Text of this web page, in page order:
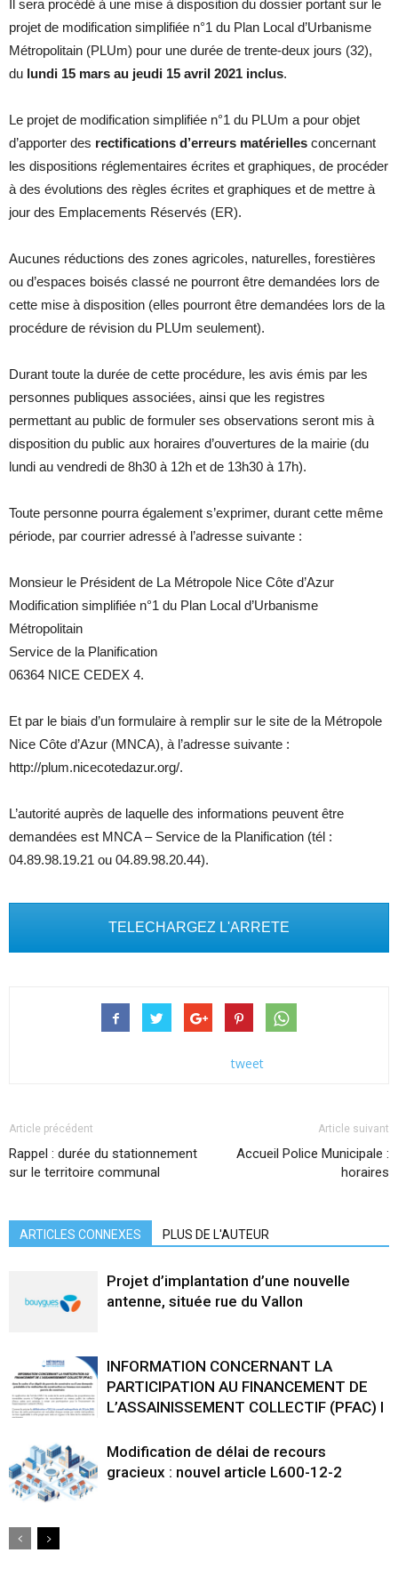
Il sera procédé à une mise à disposition du dossier portant sur le
projet de modification simplifiée n°1 du Plan Local d’Urbanisme
Métropolitain (PLUm) pour une durée de trente-deux jours (32),
du lundi 15 mars au jeudi 15 avril 2021 inclus.
Le projet de modification simplifiée n°1 du PLUm a pour objet
d’apporter des rectifications d’erreurs matérielles concernant
les dispositions réglementaires écrites et graphiques, de procéder
à des évolutions des règles écrites et graphiques et de mettre à
jour des Emplacements Réservés (ER).
Aucunes réductions des zones agricoles, naturelles, forestières
ou d’espaces boisés classé ne pourront être demandées lors de
cette mise à disposition (elles pourront être demandées lors de la
procédure de révision du PLUm seulement).
Durant toute la durée de cette procédure, les avis émis par les
personnes publiques associées, ainsi que les registres
permettant au public de formuler ses observations seront mis à
disposition du public aux horaires d’ouvertures de la mairie (du
lundi au vendredi de 8h30 à 12h et de 13h30 à 17h).
Toute personne pourra également s’exprimer, durant cette même
période, par courrier adressé à l’adresse suivante :
Monsieur le Président de La Métropole Nice Côte d’Azur
Modification simplifiée n°1 du Plan Local d’Urbanisme
Métropolitain
Service de la Planification
06364 NICE CEDEX 4.
Et par le biais d’un formulaire à remplir sur le site de la Métropole
Nice Côte d’Azur (MNCA), à l’adresse suivante :
http://plum.nicecotedazur.org/.
L’autorité auprès de laquelle des informations peuvent être
demandées est MNCA – Service de la Planification (tél :
04.89.98.19.21 ou 04.89.98.20.44).
TELECHARGEZ L'ARRETE
tweet
Article précédent
Rappel : durée du stationnement
sur le territoire communal
Article suivant
Accueil Police Municipale :
horaires
ARTICLES CONNEXES PLUS DE L'AUTEUR
Projet d’implantation d’une nouvelle
antenne, située rue du Vallon
INFORMATION CONCERNANT LA
PARTICIPATION AU FINANCEMENT DE
L’ASSAINISSEMENT COLLECTIF (PFAC) I
Modification de délai de recours
gracieux : nouvel article L600-12-2